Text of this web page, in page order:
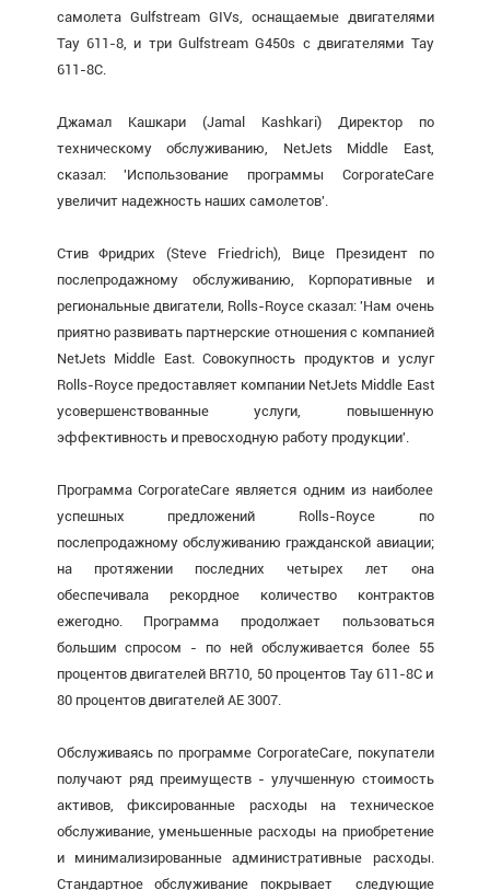
самолета Gulfstream GIVs, оснащаемые двигателями
Tay 611-8, и три Gulfstream G450s с двигателями Tay
611-8С.
Джамал Кашкари (Jamal Kashkari) Директор по
техническому обслуживанию, NetJets Middle East,
сказал: 'Использование программы CorporateCare
увеличит надежность наших самолетов'.
Стив Фридрих (Steve Friedrich), Вице Президент по
послепродажному обслуживанию, Корпоративные и
региональные двигатели, Rolls-Royce сказал: 'Нам очень
приятно развивать партнерские отношения с компанией
NetJets Middle East. Совокупность продуктов и услуг
Rolls-Royce предоставляет компании NetJets Middle East
усовершенствованные услуги, повышенную
эффективность и превосходную работу продукции'.
Программа CorporateCare является одним из наиболее
успешных предложений Rolls-Royce по
послепродажному обслуживанию гражданской авиации;
на протяжении последних четырех лет она
обеспечивала рекордное количество контрактов
ежегодно. Программа продолжает пользоваться
большим спросом - по ней обслуживается более 55
процентов двигателей BR710, 50 процентов Tay 611-8C и
80 процентов двигателей AE 3007.
Обслуживаясь по программе CorporateCare, покупатели
получают ряд преимуществ - улучшенную стоимость
активов, фиксированные расходы на техническое
обслуживание, уменьшенные расходы на приобретение
и минимализированные административные расходы.
Стандартное обслуживание покрывает следующие